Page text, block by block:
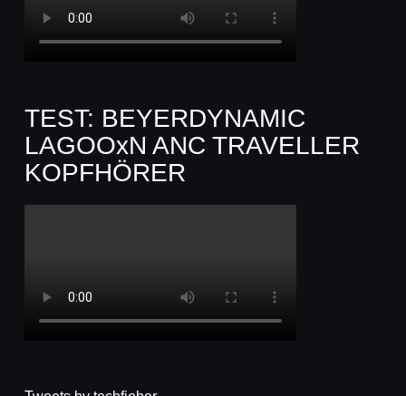
TEST: BEYERDYNAMIC
LAGOOxN ANC TRAVELLER
KOPFHÖRER